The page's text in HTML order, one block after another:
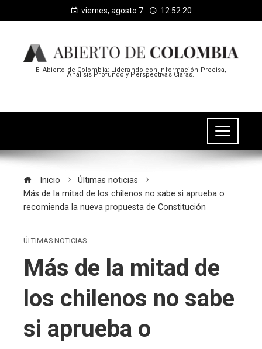
viernes, agosto 7 12:52:20
El Abierto de Colombia: Liderando con Información Precisa,
Análisis Profundo y Perspectivas Claras.
Inicio
Últimas noticias
Más de la mitad de los chilenos no sabe si aprueba o
recomienda la nueva propuesta de Constitución
ÚLTIMAS NOTICIAS
Más de la mitad de
los chilenos no sabe
si aprueba o